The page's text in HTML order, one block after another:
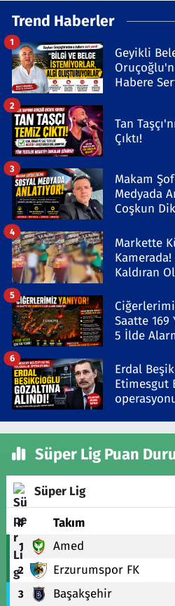
Trend Haberler
Geyikli
Habere
1
Tan
Çıktı!
2
Makam
Medyada
Coşkun
3
Markette
Kaldıran
4
Saatte 169
5 İlde
5
Erdal
Etimesgut
6
Süper Lig Puan
Süper Lig
# Takım
1 Amed
2 Erzurumspor FK
3 Başakşehir